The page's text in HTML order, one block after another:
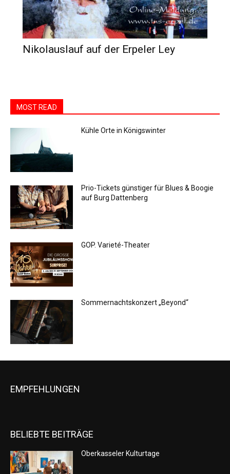
Nikolauslauf auf der Erpeler Ley
MOST READ
Kühle Orte in Königswinter
Prio-Tickets günstiger für Blues & Boogie
auf Burg Dattenberg
GOP. Varieté-Theater
Sommernachtskonzert „Beyond“
EMPFEHLUNGEN
BELIEBTE BEITRÄGE
Oberkasseler Kulturtage